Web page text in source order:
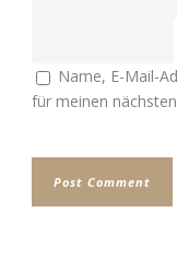
Name, E-Mail-
für meinen